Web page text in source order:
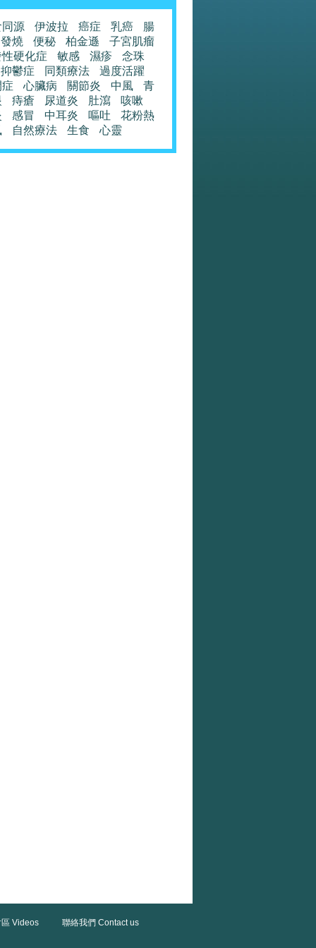
源 伊波拉 癌症 乳癌
腸
發燒
便秘 柏金遜
子宮肌瘤
硬化症
敏感 濕疹
念珠
抑鬱症
同類療法
過度活躍
心臟病 關節炎 中風
青
痔瘡 尿道炎 肚瀉
咳嗽
感冒 中耳炎 嘔吐
花粉熱
自然療法 生食 心靈
Videos 聯絡我們 Contact us